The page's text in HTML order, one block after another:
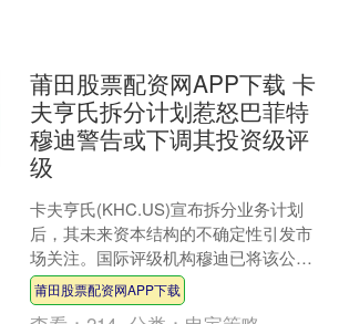
莆田股票配资网APP下载 卡
夫亨氏拆分计划惹怒巴菲特
穆迪警告或下调其投资级评
级
卡夫亨氏(KHC.US)宣布拆分业务计划
后，其未来资本结构的不确定性引发市
场关注。国际评级机构穆迪已将该公司
列入信用评级下调观察名单，并启动对
投资级评级的全面审....
莆田股票配资网APP下载